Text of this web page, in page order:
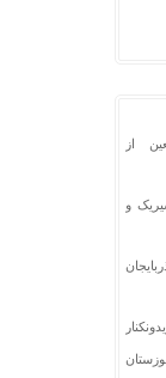
اربعین از
و